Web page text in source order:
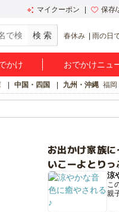
マイクーポン 保存/
春休み 雨の日
かけ おでかけニュ
中国・四国 九州・沖縄 福岡
お出かけ家族
いこーよとり
涼
こ
親